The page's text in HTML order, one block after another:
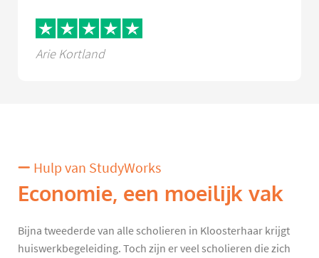
Arie Kortland
Hulp van StudyWorks
Economie, een moeilijk vak
Bijna tweederde van alle scholieren in Kloosterhaar krijgt
huiswerkbegeleiding. Toch zijn er veel scholieren die zich